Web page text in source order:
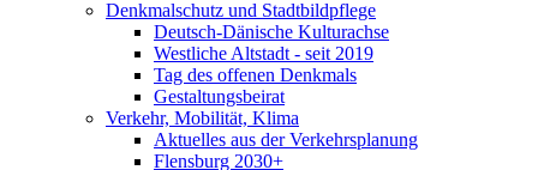
Denkmalschutz und Stadtbildpflege
Deutsch-Dänische Kulturachse
Westliche Altstadt - seit 2019
Tag des offenen Denkmals
Gestaltungsbeirat
Verkehr, Mobilität, Klima
Aktuelles aus der Verkehrsplanung
Flensburg 2030+